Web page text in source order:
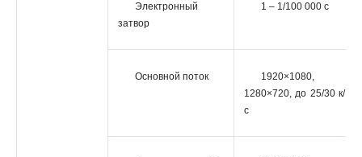
Электронный
затвор
1 – 1/100 000 c
Основной поток
1920×1080,
1280×720, до 25/30 к/
с